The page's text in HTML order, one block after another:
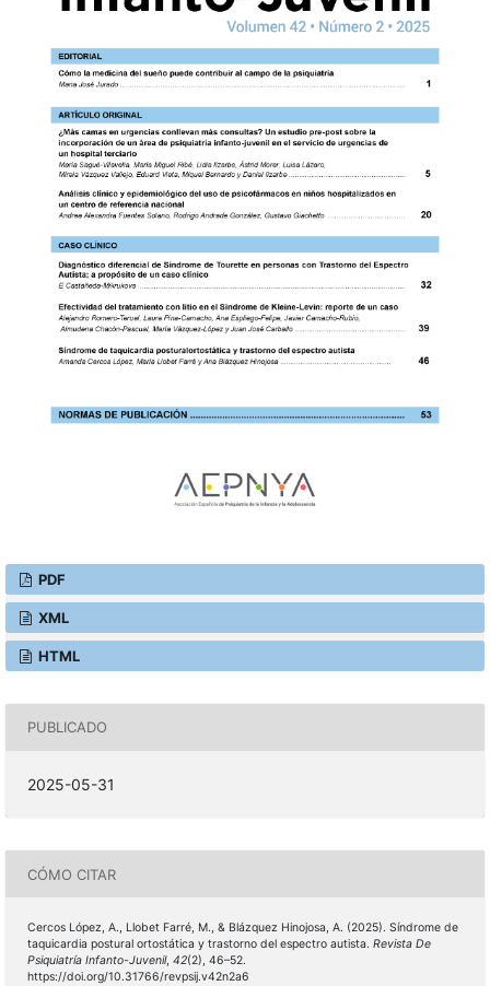
PDF
XML
HTML
PUBLICADO
2025-05-31
CÓMO CITAR
Cercos López, A., Llobet Farré, M., & Blázquez Hinojosa, A. (2025). Síndrome de
taquicardia postural ortostática y trastorno del espectro autista. Revista De
Psiquiatría Infanto-Juvenil, 42(2), 46–52.
https://doi.org/10.31766/revpsij.v42n2a6